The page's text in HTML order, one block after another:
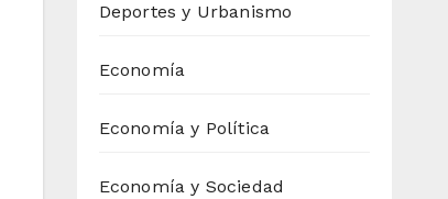
Deportes y Urbanismo
Economía
Economía y Política
Economía y Sociedad